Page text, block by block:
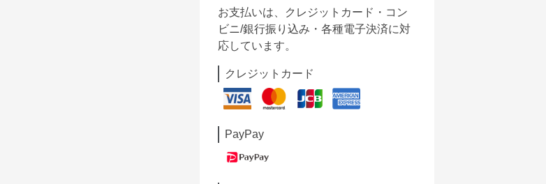
お支払いは、クレジットカード・コン
ビニ/銀行振り込み・各種電子決済に対
応しています。
クレジットカード
PayPay